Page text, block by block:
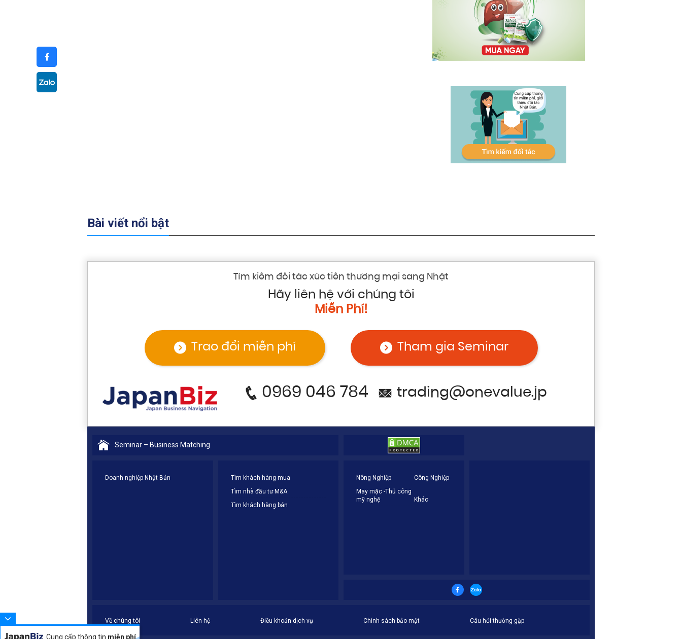
Bài viết nổi bật
Tìm kiếm đối tác xúc tiến thương mại sang Nhật
Hãy liên hệ với chúng tôi
Miễn Phí!
Trao đổi miễn phí Tham gia Seminar
0969 046 784 trading@onevalue.jp
Seminar – Business Matching
Doanh nghiệp Nhật Bản
Tìm khách hàng mua
Tìm nhà đầu tư M&A
Tìm khách hàng bán
Nông Nghiệp
Công Nghiệp
May mặc -Thủ công
mỹ nghệ
Khác
Về chúng tôi Liên hệ Điều khoản dịch vụ Chính sách bảo mật Câu hỏi thường gặp
Cung cấp thông tin miễn phí